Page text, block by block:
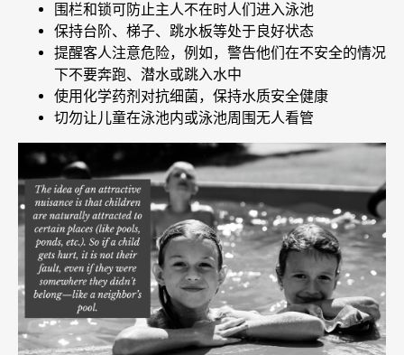
围栏和锁可防止主人不在时人们进入泳池
保持台阶、梯子、跳水板等处于良好状态
提醒客人注意危险，例如，警告他们在不安全的情况
下不要奔跑、潜水或跳入水中
使用化学药剂对抗细菌，保持水质安全健康
切勿让儿童在泳池内或泳池周围无人看管